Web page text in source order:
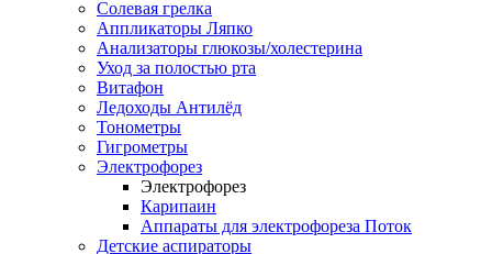
Солевая грелка
Аппликаторы Ляпко
Анализаторы глюкозы/холестерина
Уход за полостью рта
Витафон
Ледоходы Антилёд
Тонометры
Гигрометры
Электрофорез
Электрофорез
Карипаин
Аппараты для электрофореза Поток
Детские аспираторы